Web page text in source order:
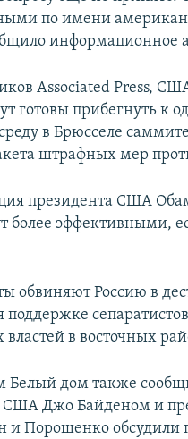
по имени
информационное
Associated Press,
готовы прибегнуть к
в Брюсселе
штрафных мер
президента США
более эффективными,
обвиняют Россию в
в восточных
Белый дом также
США Джо Байденом и
и Порошенко